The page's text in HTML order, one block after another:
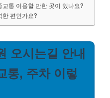
통 이용할 만한 곳이 있나요?
한 편인가요?
오시는길 안내
통, 주차 이렇